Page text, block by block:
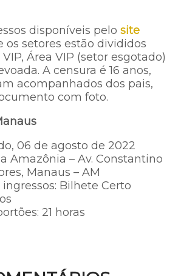
disponíveis pelosite
os setores estão divididos
Área VIP (setor esgotado)
A censura é 16 anos,
acompanhados dos pais,
com foto.
06 de agosto de 2022
Amazônia – Av. Constantino
Manaus – AM
Bilhete Certo
21 horas